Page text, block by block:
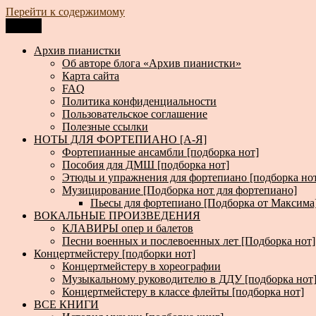
Перейти к содержимому
Архив пианистки
Всё для пианистов: ноты, книги, музыка, статьи…
Архив пианистки
Об авторе блога «Архив пианистки»
Карта сайта
FAQ
Политика конфиденциальности
Пользовательское соглашение
Полезные ссылки
НОТЫ ДЛЯ ФОРТЕПИАНО [А-Я]
Фортепианные ансамбли [подборка нот]
Пособия для ДМШ [подборка нот]
Этюды и упражнения для фортепиано [подборка
Музицирование [Подборка нот для фортепиано]
Пьесы для фортепиано [Подборка от
ВОКАЛЬНЫЕ ПРОИЗВЕДЕНИЯ
КЛАВИРЫ опер и балетов
Песни военных и послевоенных лет [Подборка нот]
Концертмейстеру [подборки нот]
Концертмейстеру в хореографии
Музыкальному руководителю в ДДУ [подборка нот]
Концертмейстеру в классе флейты [подборка нот]
ВСЕ КНИГИ